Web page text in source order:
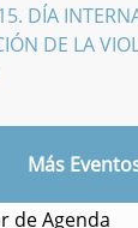
. DÍA
DE LA
Más